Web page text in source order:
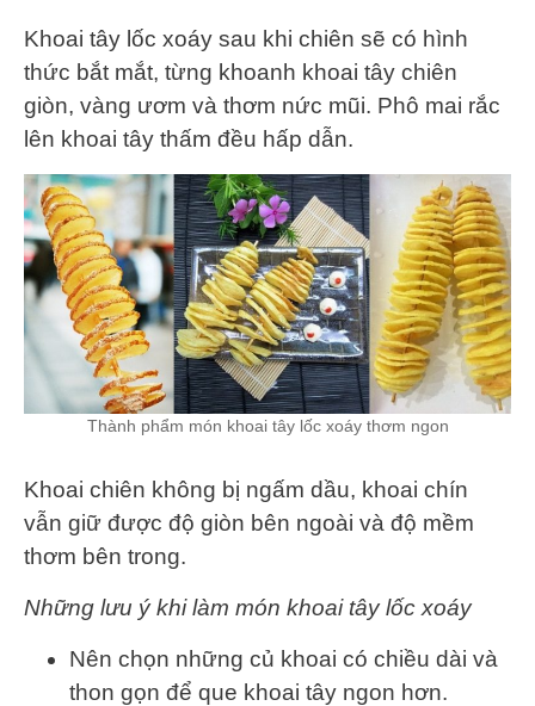
Khoai tây lốc xoáy sau khi chiên sẽ có hình
thức bắt mắt, từng khoanh khoai tây chiên
giòn, vàng ươm và thơm nức mũi. Phô mai rắc
lên khoai tây thấm đều hấp dẫn.
Thành phẩm món khoai tây lốc xoáy thơm ngon
Khoai chiên không bị ngấm dầu, khoai chín
vẫn giữ được độ giòn bên ngoài và độ mềm
thơm bên trong.
Những lưu ý khi làm món khoai tây lốc xoáy
Nên chọn những củ khoai có chiều dài và
thon gọn để que khoai tây ngon hơn.